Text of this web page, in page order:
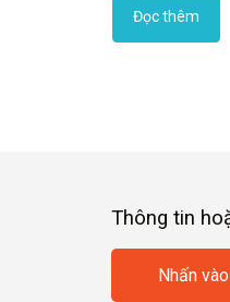
Đọc thêm
Thông tin
Nhấn